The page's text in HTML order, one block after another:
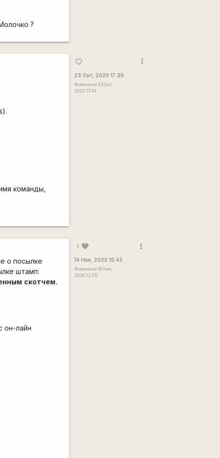
?
команды,
favorite_border
23 Окт, 2020 17:39
Изменено 23 Окт,
2020 17:41
more_vert
о посылке
штамп:
скотчем.
он-лайн
1 favorite
14 Ноя, 2020 15:45
Изменено 16 Ноя,
2020 12:05
more_vert